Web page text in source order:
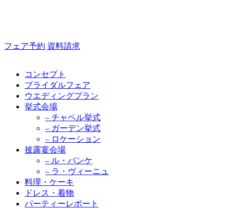
フェア予約 資料請求
コンセプト
ブライダルフェア
ウエディングプラン
挙式会場
– チャペル挙式
– ガーデン挙式
– ロケーション
披露宴会場
– ル・バンケ
– ラ・ヴィーニュ
料理・ケーキ
ドレス・着物
パーティーレポート